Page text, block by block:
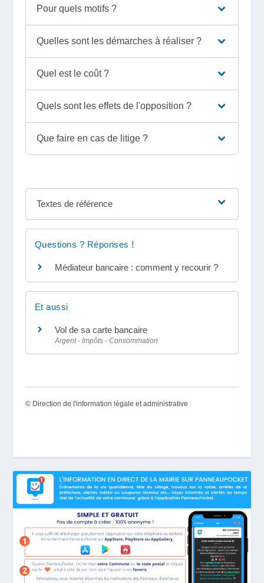
Pour quels motifs ?
Quelles sont les démarches à réaliser ?
Quel est le coût ?
Quels sont les effets de l'opposition ?
Que faire en cas de litige ?
Textes de référence
Questions ? Réponses !
Médiateur bancaire : comment y recourir ?
Et aussi
Vol de sa carte bancaire
Argent - Impôts - Consommation
© Direction de l'information légale et administrative